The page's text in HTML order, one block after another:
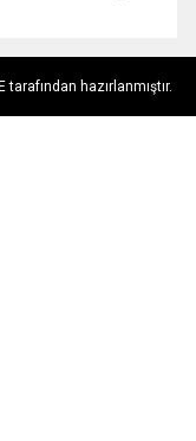
tarafından hazırlanmıştır.